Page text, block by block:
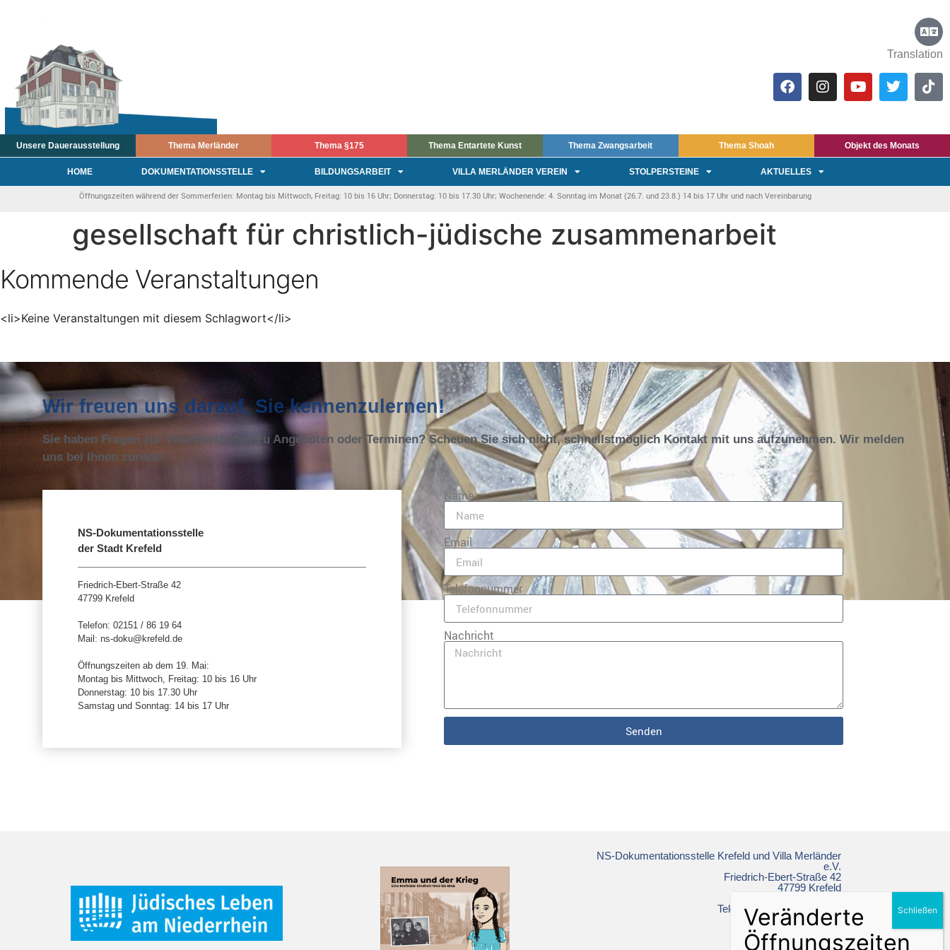
Translation
Unsere Dauerausstellung Thema Merländer Thema §175 Thema Entartete Kunst Thema Zwangsarbeit Thema Shoah Objekt des Monats
HOME DOKUMENTATIONSSTELLE BILDUNGSARBEIT VILLA MERLÄNDER VEREIN STOLPERSTEINE AKTUELLES
Öffnungszeiten während der Sommerferien: Montag bis Mittwoch, Freitag: 10 bis 16 Uhr; Donnerstag: 10 bis 17.30 Uhr; Wochenende: 4. Sonntag im Monat (26.7. und 23.8.) 14 bis 17 Uhr und nach Vereinbarung
gesellschaft für christlich-jüdische zusammenarbeit
Kommende Veranstaltungen
<li>Keine Veranstaltungen mit diesem Schlagwort</li>
Wir freuen uns darauf, Sie kennenzulernen!
Sie haben Fragen zur Villa Merländer, zu Angeboten oder Terminen? Scheuen Sie sich nicht, schnellstmöglich Kontakt mit uns aufzunehmen. Wir melden
uns bei Ihnen zurück!
NS-Dokumentationsstelle
der Stadt Krefeld
Friedrich-Ebert-Straße 42
47799 Krefeld
Telefon: 02151 / 86 19 64
Mail: ns-doku@krefeld.de
Öffnungszeiten ab dem 19. Mai:
Montag bis Mittwoch, Freitag: 10 bis 16 Uhr
Donnerstag: 10 bis 17.30 Uhr
Samstag und Sonntag: 14 bis 17 Uhr
Name
Email
Telefonnummer
Nachricht
Senden
NS-Dokumentationsstelle Krefeld und Villa Merländer
e.V.
Friedrich-Ebert-Straße 42
47799 Krefeld
Telefon: +49 2151 86 19 64
ns-doku@krefeld.de